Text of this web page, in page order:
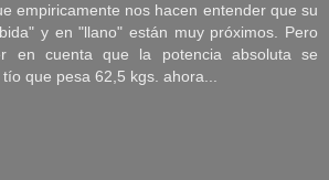
empiricamente nos hacen entender que su
y en "llano" están muy próximos. Pero
en cuenta que la potencia absoluta se
que pesa 62,5 kgs. ahora...